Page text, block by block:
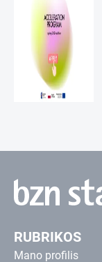
RUBRIKOS
Mano profilis